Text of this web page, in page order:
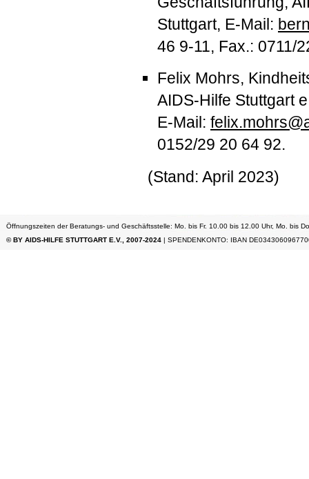
Stuttgart, E-Mail:
46 9-11, Fax.: 0711/
Felix Mohrs,
AIDS-Hilfe Stuttgart
E-Mail:
0152/29 20 64 92.
(Stand: April 2023)
Öffnungszeiten der Beratungs- und Geschäftsstelle: Mo. bis Fr. 10.00 bis 12.00 Uhr, Mo. bis
© BY AIDS-HILFE STUTTGART E.V., 2007-2024 | SPENDENKONTO: IBAN